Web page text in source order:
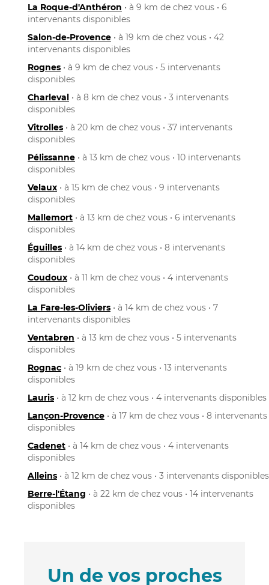
La Roque-d'Anthéron • à 9 km de chez vous • 6
intervenants disponibles
Salon-de-Provence • à 19 km de chez vous • 42
intervenants disponibles
Rognes • à 9 km de chez vous • 5 intervenants
disponibles
Charleval • à 8 km de chez vous • 3 intervenants
disponibles
Vitrolles • à 20 km de chez vous • 37 intervenants
disponibles
Pélissanne • à 13 km de chez vous • 10 intervenants
disponibles
Velaux • à 15 km de chez vous • 9 intervenants
disponibles
Mallemort • à 13 km de chez vous • 6 intervenants
disponibles
Éguilles • à 14 km de chez vous • 8 intervenants
disponibles
Coudoux • à 11 km de chez vous • 4 intervenants
disponibles
La Fare-les-Oliviers • à 14 km de chez vous • 7
intervenants disponibles
Ventabren • à 13 km de chez vous • 5 intervenants
disponibles
Rognac • à 19 km de chez vous • 13 intervenants
disponibles
Lauris • à 12 km de chez vous • 4 intervenants disponibles
Lançon-Provence • à 17 km de chez vous • 8 intervenants
disponibles
Cadenet • à 14 km de chez vous • 4 intervenants
disponibles
Alleins • à 12 km de chez vous • 3 intervenants disponibles
Berre-l'Étang • à 22 km de chez vous • 14 intervenants
disponibles
Un de vos proches